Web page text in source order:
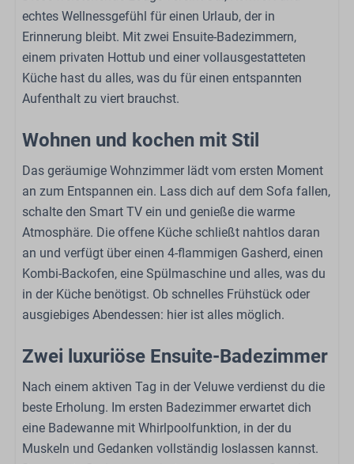
Kühlschrank: Mit Gefrierfach
Kaffeetassenmaschine: Nespresso
Kessel: Elektrischer Wasserkocher
Esstisch
Geschirrspüler
Extraktor
Küchengeräte
Badezimmer
Badewanne mit Whirlpool-Funktion
Sunshower
Spülbecken: 2
Anzahl der Badezimmer: 2
Dusche
Schlafzimmer
Televisie
Doppelbett: 2
Garderobe
echtes Wellnessgefühl für einen Urlaub, der in
Erinnerung bleibt. Mit zwei Ensuite-Badezimmern,
einem privaten Hottub und einer vollausgestatteten
Küche hast du alles, was du für einen entspannten
Aufenthalt zu viert brauchst.
Wohnen und kochen mit Stil
Das geräumige Wohnzimmer lädt vom ersten Moment
an zum Entspannen ein. Lass dich auf dem Sofa fallen,
schalte den Smart TV ein und genieße die warme
Atmosphäre. Die offene Küche schließt nahtlos daran
an und verfügt über einen 4-flammigen Gasherd, einen
Kombi-Backofen, eine Spülmaschine und alles, was du
in der Küche benötigst. Ob schnelles Frühstück oder
ausgiebiges Abendessen: hier ist alles möglich.
Zwei luxuriöse Ensuite-Badezimmer
Nach einem aktiven Tag in der Veluwe verdienst du die
beste Erholung. Im ersten Badezimmer erwartet dich
eine Badewanne mit Whirlpoolfunktion, in der du
Muskeln und Gedanken vollständig loslassen kannst.